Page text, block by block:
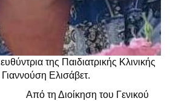
της Παιδιατρικής Κλινικής
Ελισάβετ.
του Γενικού